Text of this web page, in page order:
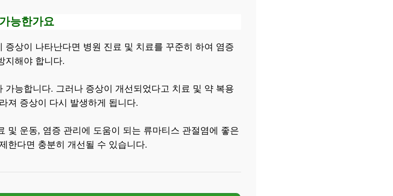
능한가요
증상이 나타난다면 병원 진료 및 치료를 꾸준히 하여 염증
지해야 합니다.
가능합니다. 그러나 증상이 개선되었다고 치료 및 약 복용
져 증상이 다시 발생하게 됩니다.
및 운동, 염증 관리에 도움이 되는 류마티스 관절염에 좋은
한다면 충분히 개선될 수 있습니다.